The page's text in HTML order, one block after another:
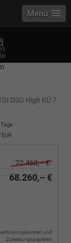
address or value:
Host
selector2-aee-
Menü
DSG High KÜ 7
72.460,– €
68.260,– €
und
Zulassungspapieren